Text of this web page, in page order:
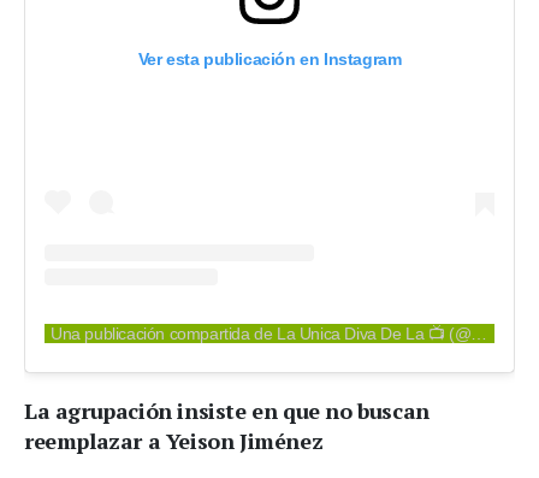
Ver esta publicación en Instagram
La agrupación insiste en que no buscan
reemplazar a Yeison Jiménez